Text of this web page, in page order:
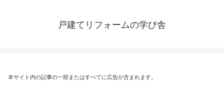
戸建てリフォームの学び舎
本サイト内の記事の一部またはすべてに広告が含まれます。